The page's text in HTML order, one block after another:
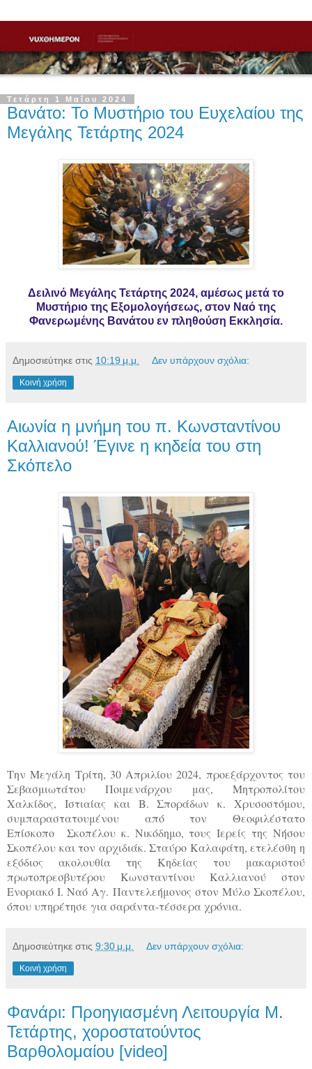
Τετάρτη 1 Μαΐου 2024
Βανάτο: Το Μυστήριο του Ευχελαίου της
Μεγάλης Τετάρτης 2024
Δειλινό Μεγάλης Τετάρτης 2024, αμέσως μετά το
Μυστήριο της Εξομολογήσεως, στον Ναό της
Φανερωμένης Βανάτου εν πληθούση Εκκλησία.
Δημοσιεύτηκε στις 10:19 μ.μ. Δεν υπάρχουν σχόλια:
Κοινή χρήση
Αιωνία η μνήμη του π. Κωνσταντίνου
Καλλιανού! Έγινε η κηδεία του στη
Σκόπελο
Tην Μεγάλη Τρίτη, 30 Απριλίου 2024, προεξάρχοντος του
Σεβασμιωτάτου Ποιμενάρχου μας, Μητροπολίτου
Χαλκίδος, Ιστιαίας και Β. Σποράδων κ. Χρυσοστόμου,
συμπαραστατουμένου από τον Θεοφιλέστατο
Επίσκοπο Σκοπέλου κ. Νικόδημο, τους Ιερείς της Νήσου
Σκοπέλου και τον αρχιδιάκ. Σταύρο Καλαφάτη, ετελέσθη η
εξόδιος ακολουθία της Κηδείας του μακαριστού
πρωτοπρεσβυτέρου Κωνσταντίνου Καλλιανού στον
Ενοριακό Ι. Ναό Αγ. Παντελεήμονος στον Μύλο Σκοπέλου,
όπου υπηρέτησε για σαράντα-τέσσερα χρόνια.
Δημοσιεύτηκε στις 9:30 μ.μ. Δεν υπάρχουν σχόλια:
Κοινή χρήση
Φανάρι: Προηγιασμένη Λειτουργία Μ.
Τετάρτης, χοροστατούντος
Βαρθολομαίου [video]